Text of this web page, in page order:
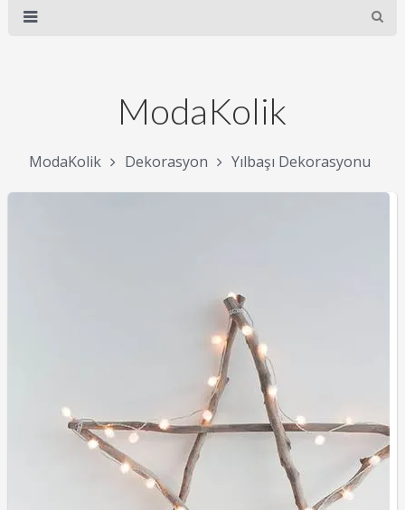
ModaKolik
ModaKolik Dekorasyon Yılbaşı Dekorasyonu